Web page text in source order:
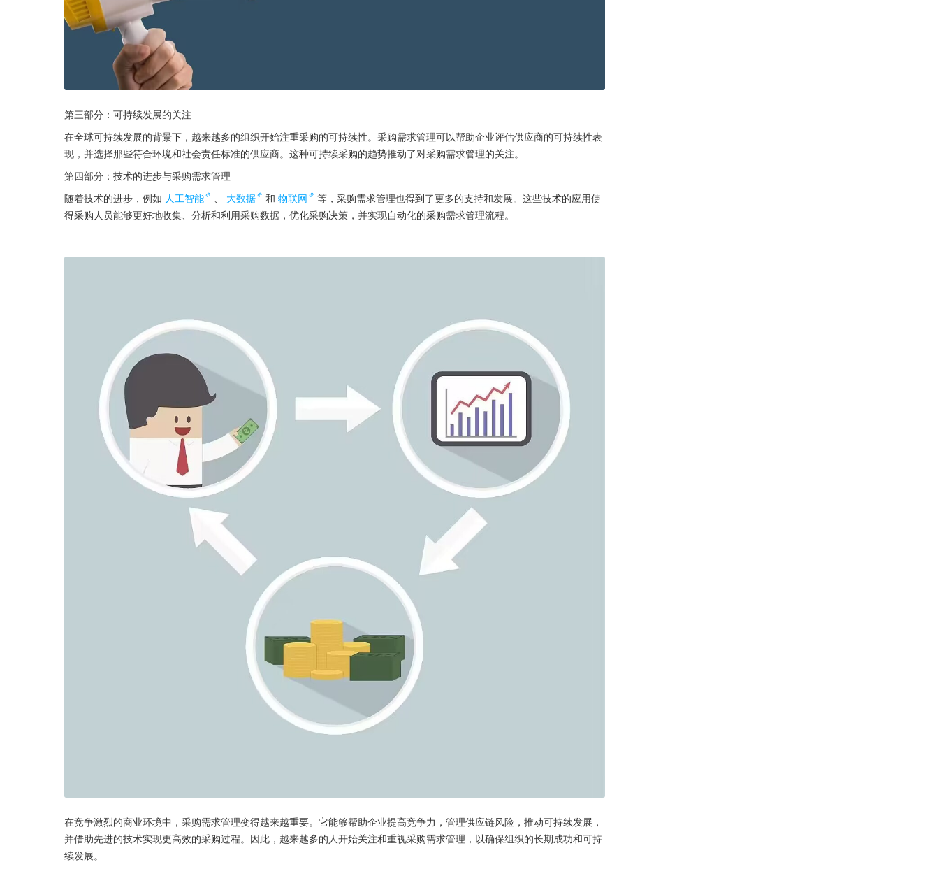
第三部分：可持续发展的关注
在全球可持续发展的背景下，越来越多的组织开始注重采购的可持续性。采购需求管理可以帮助企业评估供应商的可持续性表
现，并选择那些符合环境和社会责任标准的供应商。这种可持续采购的趋势推动了对采购需求管理的关注。
第四部分：技术的进步与采购需求管理
随着技术的进步，例如 人工智能 大数据 和 物联网
等，采购需求管理也得到了更多的支持和发展。这些技术的应用使
得采购人员能够更好地收集、分析和利用采购数据，优化采购决策，并实现自动化的采购需求管理流程。
在竞争激烈的商业环境中，采购需求管理变得越来越重要。它能够帮助企业提高竞争力，管理供应链风险，推动可持续发展，
并借助先进的技术实现更高效的采购过程。因此，越来越多的人开始关注和重视采购需求管理，以确保组织的长期成功和可持
续发展。